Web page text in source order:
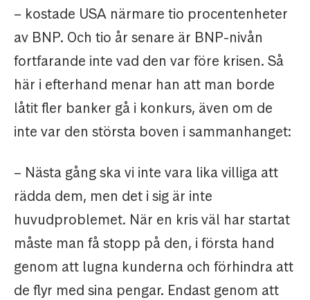
– kostade USA närmare tio procentenheter
av BNP. Och tio år senare är BNP-nivån
fortfarande inte vad den var före krisen. Så
här i efterhand menar han att man borde
låtit fler banker gå i konkurs, även om de
inte var den största boven i sammanhanget:
– Nästa gång ska vi inte vara lika villiga att
rädda dem, men det i sig är inte
huvudproblemet. När en kris väl har startat
måste man få stopp på den, i första hand
genom att lugna kunderna och förhindra att
de flyr med sina pengar. Endast genom att